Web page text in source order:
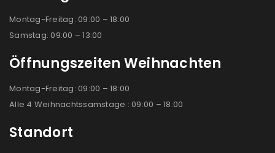
Montag-Freitag: 09:00 – 18:00
Samstag: 09:00 – 13:00
Öffnungszeiten Weihnachten
Montag-Freitag: 09:00 – 18:00
Alle 4 Weihnachtssamstage : 09:00 – 18:00
Standort